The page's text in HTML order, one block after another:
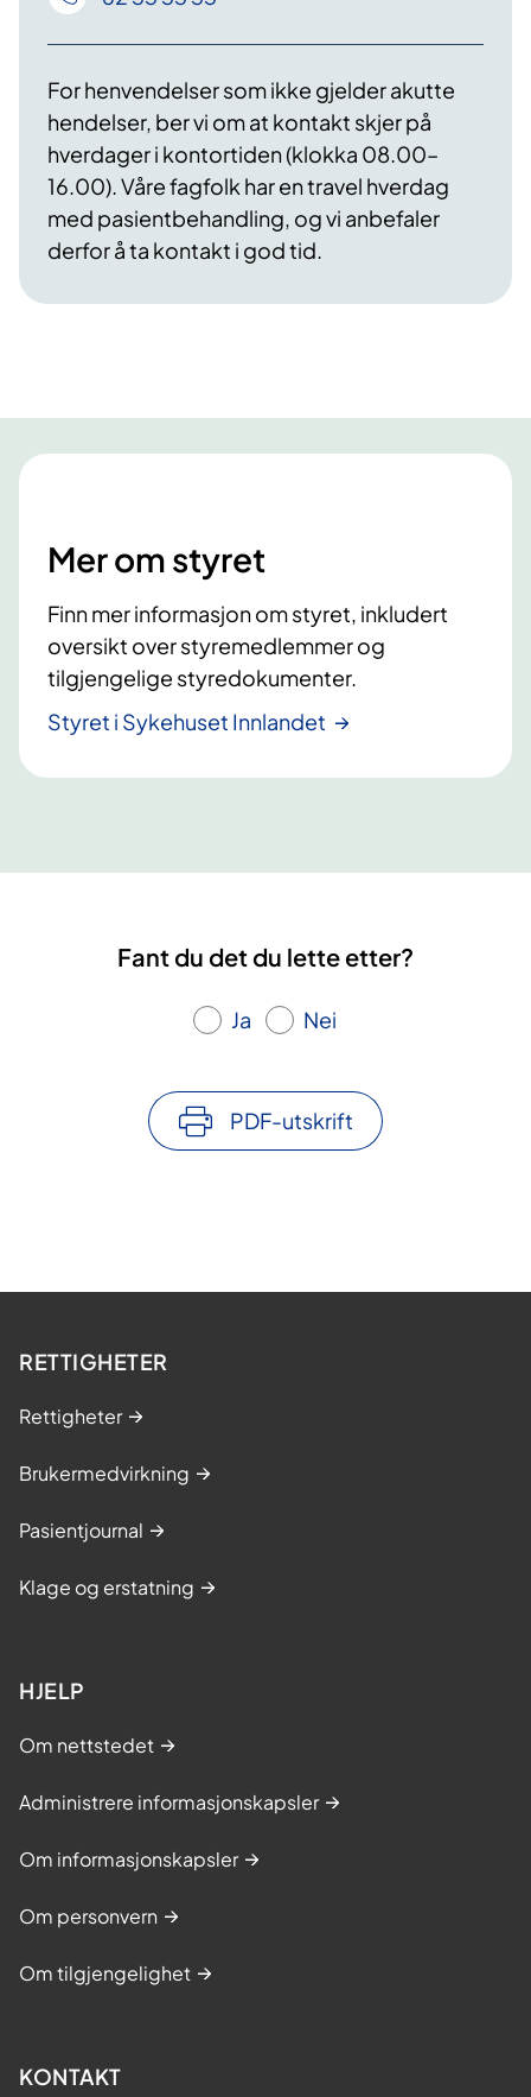
For henvendelser som ikke gjelder akutte
hendelser, ber vi om at kontakt skjer på
hverdager i kontortiden (klokka 08.00–
16.00). Våre fagfolk har en travel hverdag
med pasientbehandling, og vi anbefaler
derfor å ta kontakt i god tid.
Mer om styret
Finn mer informasjon om styret, inkludert
oversikt over styremedlemmer og
tilgjengelige styredokumenter.
Styret i Sykehuset Innlandet
Fant du det du lette etter?
Ja Nei
PDF-utskrift
RETTIGHETER
Rettigheter
Brukermedvirkning
Pasientjournal
Klage og erstatning
HJELP
Om nettstedet
Administrere informasjonskapsler
Om informasjonskapsler
Om personvern
Om tilgjengelighet
KONTAKT